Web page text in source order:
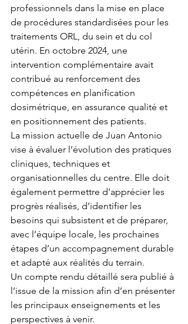
professionnels dans la mise en place
de procédures standardisées pour les
traitements ORL, du sein et du col
utérin. En octobre 2024, une
intervention complémentaire avait
contribué au renforcement des
compétences en planification
dosimétrique, en assurance qualité et
en positionnement des patients.
La mission actuelle de Juan Antonio
vise à évaluer l’évolution des pratiques
cliniques, techniques et
organisationnelles du centre. Elle doit
également permettre d’apprécier les
progrès réalisés, d’identifier les
besoins qui subsistent et de préparer,
avec l’équipe locale, les prochaines
étapes d’un accompagnement durable
et adapté aux réalités du terrain.
Un compte rendu détaillé sera publié à
l’issue de la mission afin d’en présenter
les principaux enseignements et les
perspectives à venir.